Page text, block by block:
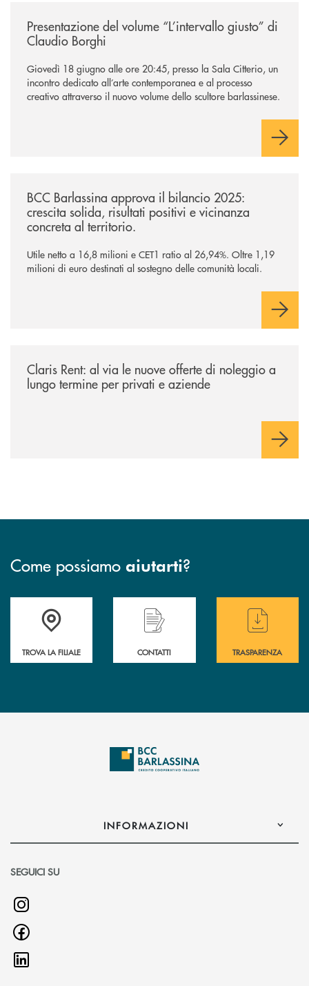
Presentazione del volume “L’intervallo giusto” di
Claudio Borghi
Giovedì 18 giugno alle ore 20:45, presso la Sala Citterio, un
incontro dedicato all’arte contemporanea e al processo
creativo attraverso il nuovo volume dello scultore barlassinese.
BCC Barlassina approva il bilancio 2025:
crescita solida, risultati positivi e vicinanza
concreta al territorio.
Utile netto a 16,8 milioni e CET1 ratio al 26,94%. Oltre 1,19
milioni di euro destinati al sostegno delle comunità locali.
Claris Rent: al via le nuove offerte di noleggio a
lungo termine per privati e aziende
Come possiamo aiutarti?
Accedi all' elenco completo delle filiali di BCC Barlassina.
TROVA LA FILIALE
Hai bisogno di assistenza immediata ?
CONTATTI
Hai bisogno di
TRASPARENZA
INFORMAZIONI
SEGUICI SU